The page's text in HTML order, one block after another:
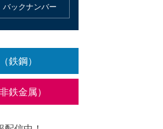
バックナンバー
鉄鋼）
鉄金属）